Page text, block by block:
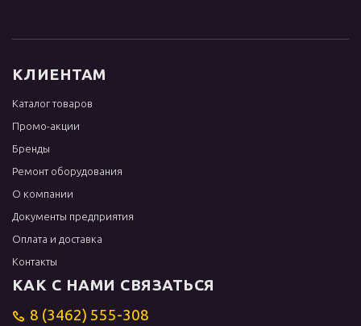
КЛИЕНТАМ
Каталог товаров
Промо-акции
Бренды
Ремонт оборудования
О компании
Документы предприятия
Оплата и доставка
Контакты
КАК С НАМИ СВЯЗАТЬСЯ
8 (3462) 555-308